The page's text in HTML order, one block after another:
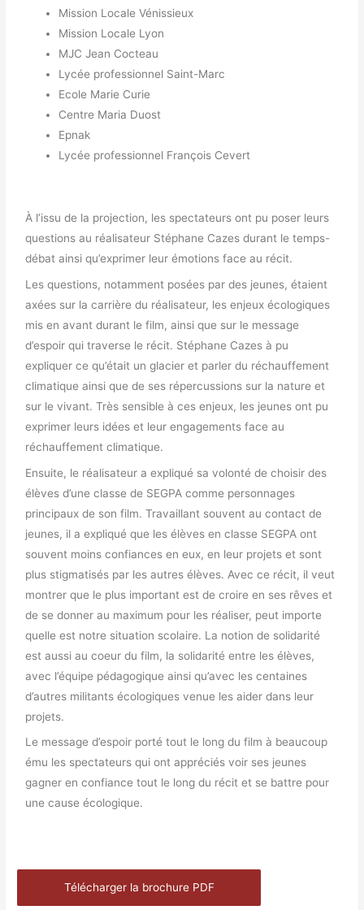
Mission Locale Vénissieux
Mission Locale Lyon
MJC Jean Cocteau
Lycée professionnel Saint-Marc
Ecole Marie Curie
Centre Maria Duost
Epnak
Lycée professionnel François Cevert
À l’issu de la projection, les spectateurs ont pu poser leurs
questions au réalisateur Stéphane Cazes durant le temps-
débat ainsi qu’exprimer leur émotions face au récit.
Les questions, notamment posées par des jeunes, étaient
axées sur la carrière du réalisateur, les enjeux écologiques
mis en avant durant le film, ainsi que sur le message
d’espoir qui traverse le récit. Stéphane Cazes à pu
expliquer ce qu’était un glacier et parler du réchauffement
climatique ainsi que de ses répercussions sur la nature et
sur le vivant. Très sensible à ces enjeux, les jeunes ont pu
exprimer leurs idées et leur engagements face au
réchauffement climatique.
Ensuite, le réalisateur a expliqué sa volonté de choisir des
élèves d’une classe de SEGPA comme personnages
principaux de son film. Travaillant souvent au contact de
jeunes, il a expliqué que les élèves en classe SEGPA ont
souvent moins confiances en eux, en leur projets et sont
plus stigmatisés par les autres élèves. Avec ce récit, il veut
montrer que le plus important est de croire en ses rêves et
de se donner au maximum pour les réaliser, peut importe
quelle est notre situation scolaire. La notion de solidarité
est aussi au coeur du film, la solidarité entre les élèves,
avec l’équipe pédagogique ainsi qu’avec les centaines
d’autres militants écologiques venue les aider dans leur
projets.
Le message d’espoir porté tout le long du film à beaucoup
ému les spectateurs qui ont appréciés voir ses jeunes
gagner en confiance tout le long du récit et se battre pour
une cause écologique.
Télécharger la brochure PDF